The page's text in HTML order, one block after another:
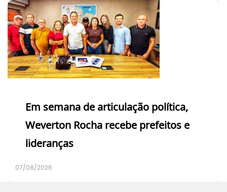
Em semana de articulação política,
Weverton Rocha recebe prefeitos e
lideranças
07/08/2026